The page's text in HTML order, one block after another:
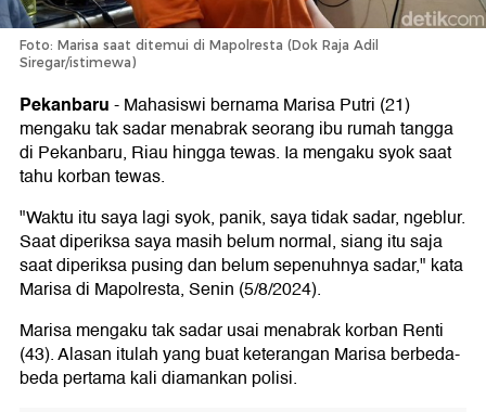
Foto: Marisa saat ditemui di Mapolresta (Dok Raja Adil
Siregar/istimewa)
Pekanbaru-Mahasiswi bernama Marisa Putri (21)
mengaku tak sadar menabrak seorang ibu rumah tangga
di Pekanbaru, Riau hingga tewas. Ia mengaku syok saat
tahu korban tewas.
"Waktu itu saya lagi syok, panik, saya tidak sadar, ngeblur.
Saat diperiksa saya masih belum normal, siang itu saja
saat diperiksa pusing dan belum sepenuhnya sadar," kata
Marisa di Mapolresta, Senin (5/8/2024).
Marisa mengaku tak sadar usai menabrak korban Renti
(43). Alasan itulah yang buat keterangan Marisa berbeda-
beda pertama kali diamankan polisi.